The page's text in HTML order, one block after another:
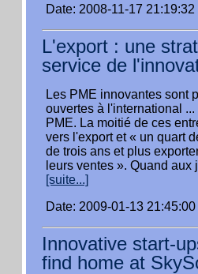
Date: 2008-11-17 21:19:32
L'export : une
service de
Les PME innovantes sont
ouvertes à l'international
PME. La moitié de ces
vers l'export et « un quart
de trois ans et plus
leurs ventes ». Quand
[suite...]
Date: 2009-01-13 21:45:00
Innovative start-
find home at